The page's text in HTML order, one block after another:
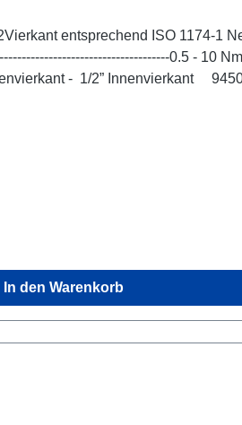
für RT2Vierkant
0.5 -
- 1/2”
In den Warenkorb